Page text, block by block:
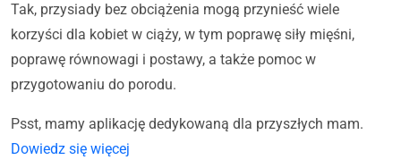
Tak, przysiady bez obciążenia mogą przynieść wiele
korzyści dla kobiet w ciąży, w tym poprawę siły mięśni,
poprawę równowagi i postawy, a także pomoc w
przygotowaniu do porodu.
Psst, mamy aplikację dedykowaną dla przyszłych mam.
Dowiedz się więcej